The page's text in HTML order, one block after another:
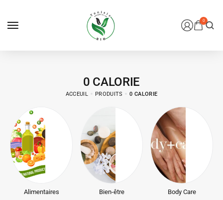
0
0 CALORIE
ACCEUIL PRODUITS 0 CALORIE
Alimentaires Bien-être Body Care